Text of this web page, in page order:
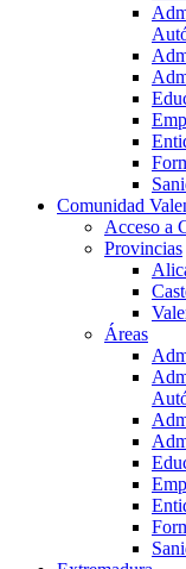
Comunidad
Acceso a
Provincias
Áreas